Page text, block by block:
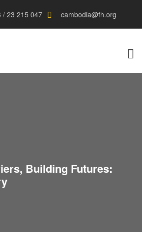
/ 23 215 047 cambodia@fh.org
Building Futures: